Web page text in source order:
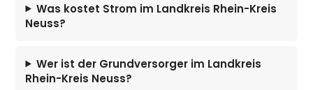
Was kostet Strom im Landkreis Rhein-Kreis
Neuss?
Wer ist der Grundversorger im Landkreis
Rhein-Kreis Neuss?